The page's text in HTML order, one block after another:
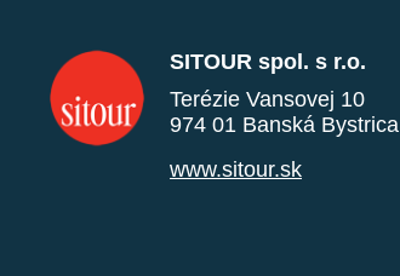
SITOUR spol. s r.o.
Terézie Vansovej 10
974 01 Banská Bystrica
www.sitour.sk